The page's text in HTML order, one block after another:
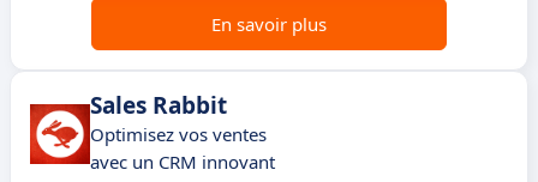
En savoir plus
Sales Rabbit
Optimisez vos ventes
avec un CRM innovant